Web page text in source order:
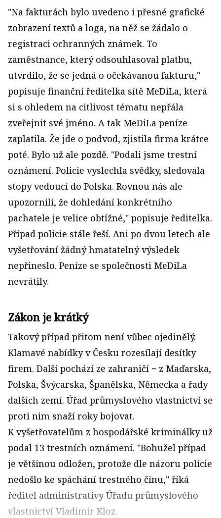
"Na fakturách bylo uvedeno i přesné grafické
zobrazení textů a loga, na něž se žádalo o
registraci ochranných známek. To
zaměstnance, který odsouhlasoval platbu,
utvrdilo, že se jedná o očekávanou fakturu,"
popisuje finanční ředitelka sítě MeDiLa, která
si s ohledem na citlivost tématu nepřála
zveřejnit své jméno. A tak MeDiLa peníze
zaplatila. Že jde o podvod, zjistila firma krátce
poté. Bylo už ale pozdě. "Podali jsme trestní
oznámení. Policie vyslechla svědky, sledovala
stopy vedoucí do Polska. Rovnou nás ale
upozornili, že dohledání konkrétního
pachatele je velice obtížné," popisuje ředitelka.
Případ policie stále řeší. Ani po dvou letech ale
vyšetřování žádný hmatatelný výsledek
nepřineslo. Peníze se společnosti MeDiLa
nevrátily.
Zákon je krátký
Takový případ přitom není vůbec ojedinělý.
Klamavé nabídky v Česku rozesílají desítky
firem. Další pochází ze zahraničí − z Maďarska,
Polska, Švýcarska, Španělska, Německa a řady
dalších zemí. Úřad průmyslového vlastnictví se
proti nim snaží roky bojovat.
K vyšetřovatelům z hospodářské kriminálky už
podal 13 trestních oznámení. "Bohužel případ
je většinou odložen, protože dle názoru policie
nedošlo ke spáchání trestného činu," říká
ředitel administrativy Úřadu průmyslového
vlastnictví Vladimír Kloz.